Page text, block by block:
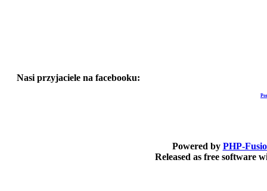
Nasi przyjaciele na facebooku:
Powered by PHP-
Released as free software